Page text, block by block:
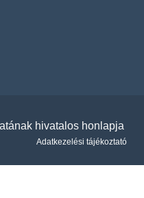
hivatalos honlapja
Adatkezelési tájékoztató